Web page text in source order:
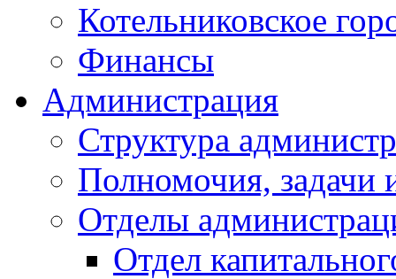
Котельниковское
Финансы
Администрация
Структура
Полномочия, задачи
Отделы
Отдел